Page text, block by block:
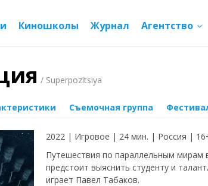
Киношколы Журнал Агентство
/ Superpozitsiya
Съемочная группа
2022 | Игровое | 24 мин. | Россия |
Путешествия по параллельным
предстоит выяснить студенту и
играет Павел Табаков.